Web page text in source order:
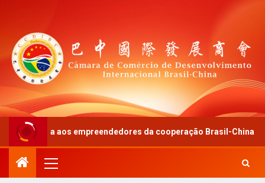
aos empreendedores da cooperação Brasil-China